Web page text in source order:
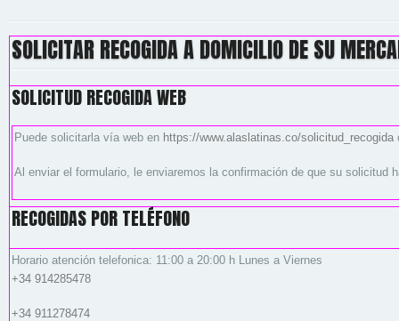
SOLICITAR RECOGIDA A DOMICILIO DE SU
SOLICITUD RECOGIDA WEB
Puede solicitarla vía web en https://www.alaslatinas.co/solicitud_recogida
Al enviar el formulario, le enviaremos la confirmación de que su solicitud
RECOGIDAS POR TELÉFONO
Horario atención telefonica: 11:00 a 20:00 h Lunes a Viernes
+34 914285478
+34 911278474